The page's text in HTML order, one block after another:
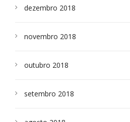
dezembro 2018
novembro 2018
outubro 2018
setembro 2018